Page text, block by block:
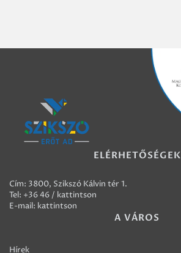
ELÉRHETŐSÉGEK
Cím: 3800, Szikszó Kálvin tér 1.
Tel: +36 46 / kattintson
E-mail: kattintson
A VÁROS
Hírek